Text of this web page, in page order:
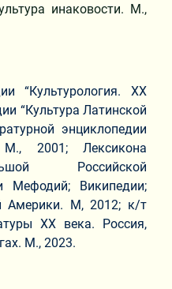
инаковости. М.,
“Культурология. ХХ
“Культура Латинской
энциклопедии
2001; Лексикона
Российской
Мефодий; Википедии;
Америки. М, 2012; к/т
XX века. Россия,
М., 2023.